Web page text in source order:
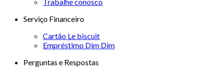
Serviço Financeiro
Cartão Le biscuit
Empréstimo Dim Dim
Perguntas e Respostas